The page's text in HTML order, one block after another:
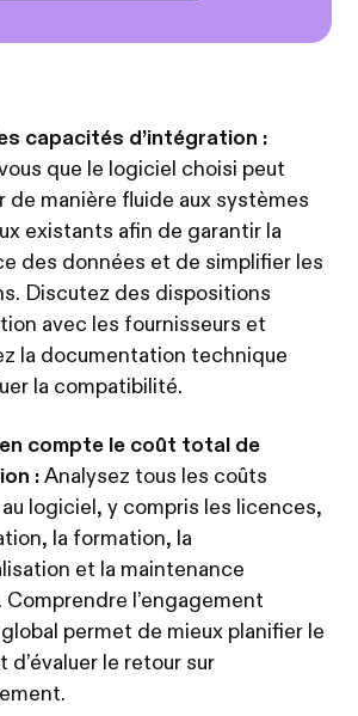
capacités d’intégration :
que le logiciel choisi peut
de manière fluide aux systèmes
existants afin de garantir la
des données et de simplifier les
Discutez des dispositions
avec les fournisseurs et
la documentation technique
la compatibilité.
compte le coût total de
:Analysez tous les coûts
logiciel, y compris les licences,
la formation, la
et la maintenance
Comprendre l’engagement
permet de mieux planifier le
d’évaluer le retour sur